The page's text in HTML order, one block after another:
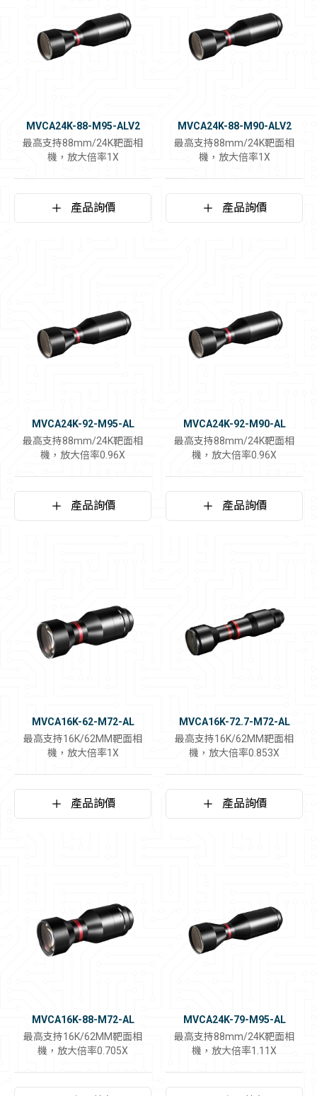
MVCA24K-88-M95-ALV2
最高支持88mm/24K靶面相
機，放大倍率1X
產品詢價
MVCA24K-88-M90-ALV2
最高支持88mm/24K靶面相
機，放大倍率1X
產品詢價
MVCA24K-92-M95-AL
最高支持88mm/24K靶面相
機，放大倍率0.96X
產品詢價
MVCA24K-92-M90-AL
最高支持88mm/24K靶面相
機，放大倍率0.96X
產品詢價
MVCA16K-62-M72-AL
最高支持16K/62MM靶面相
機，放大倍率1X
產品詢價
MVCA16K-72.7-M72-AL
最高支持16K/62MM靶面相
機，放大倍率0.853X
產品詢價
MVCA16K-88-M72-AL
最高支持16K/62MM靶面相
機，放大倍率0.705X
MVCA24K-79-M95-AL
最高支持88mm/24K靶面相
機，放大倍率1.11X